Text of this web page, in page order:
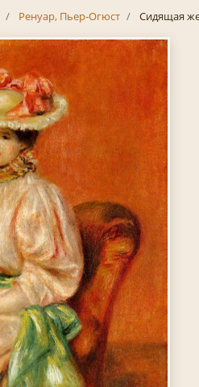
Ренуар, Пьер-Огюст Сидящая